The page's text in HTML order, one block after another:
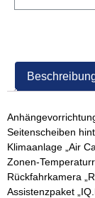
Seitenscheiben
Klimaanlage „Air
Zonen-
Rückfahrkamera
Assistenzpaket